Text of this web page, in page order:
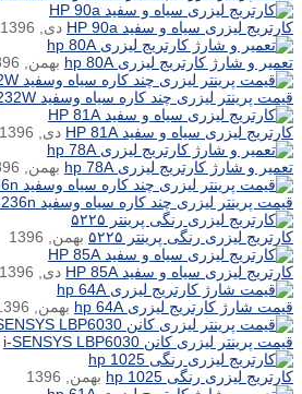
کارتریج لیزری سیاه و سفید HP 90a
دی, 1396
تعمیر و شارژ کارتریج لیزری hp 80A
بهمن, 1396
قیمت پرینتر لیزری چند کاره سیاه وسفید canon MF232W
کارتریج لیزری سیاه و سفید HP 81A
دی, 1396
تعمیر و شارژ کارتریج لیزری hp 78A
بهمن, 1396
قیمت پرینتر لیزری چند کاره سیاه وسفید Canon MF236n
کارتریج لیزری رنگی پرینتر ۵۲۲۵
بهمن, 1396
کارتریج لیزری سیاه و سفید HP 85A
دی, 1396
قیمت شارژ کارتریج لیزری hp 64A
بهمن, 1396
قیمت پرینتر لیزری کانن i-SENSYS LBP6030
کارتریج لیزری رنگی hp 1025
بهمن, 1396